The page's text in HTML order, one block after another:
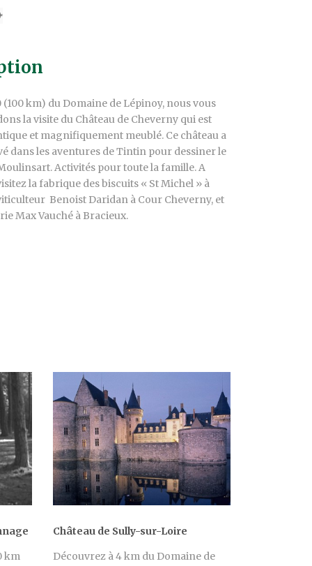
(100 km) du Domaine de Lépinoy, nous vous
la visite du Château de Cheverny qui est
et magnifiquement meublé. Ce château a
dans les aventures de Tintin pour dessiner le
Activités pour toute la famille. A
la fabrique des biscuits « St Michel » à
Benoist Daridan à Cour Cheverny, et
Max Vauché à Bracieux.
km
Château de Sully-sur-Loire
Découvrez à 4 km du Domaine de